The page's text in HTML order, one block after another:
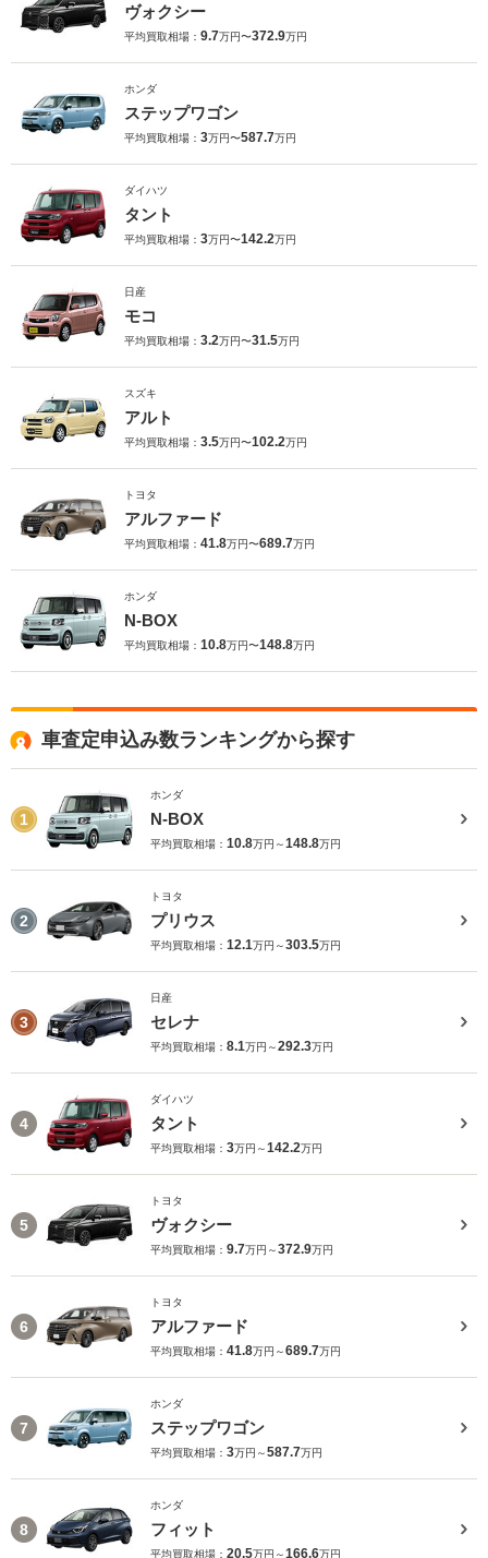
ヴォクシー
平均買取相場： 9.7万円〜372.9万円
ホンダ
ステップワゴン
平均買取相場： 3万円〜587.7万円
ダイハツ
タント
平均買取相場： 3万円〜142.2万円
日産
モコ
平均買取相場： 3.2万円〜31.5万円
スズキ
アルト
平均買取相場： 3.5万円〜102.2万円
トヨタ
アルファード
平均買取相場： 41.8万円〜689.7万円
ホンダ
N-BOX
平均買取相場： 10.8万円〜148.8万円
車査定申込み数ランキングから探す
1
ホンダ
N-BOX
平均買取相場： 10.8万円～148.8万円
2
トヨタ
プリウス
平均買取相場： 12.1万円～303.5万円
3
日産
セレナ
平均買取相場： 8.1万円～292.3万円
4
ダイハツ
タント
平均買取相場： 3万円～142.2万円
5
トヨタ
ヴォクシー
平均買取相場： 9.7万円～372.9万円
6
トヨタ
アルファード
平均買取相場： 41.8万円～689.7万円
7
ホンダ
ステップワゴン
平均買取相場： 3万円～587.7万円
8
ホンダ
フィット
平均買取相場： 20.5万円～166.6万円